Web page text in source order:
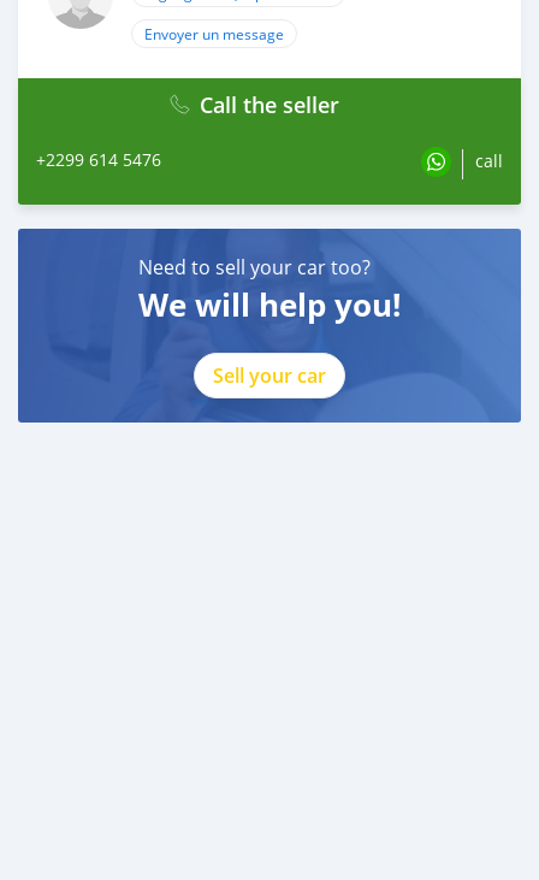
Envoyer un message
Call the seller
+2299 614 5476 call
Need to sell your car too?
We will help you!
Sell your car